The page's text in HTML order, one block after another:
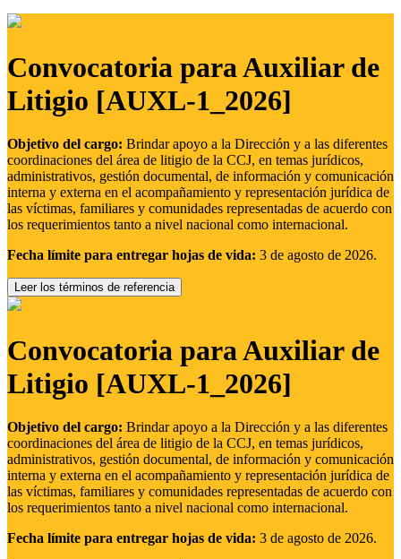
Convocatoria para Auxiliar de
Litigio [AUXL-1_2026]
Objetivo del cargo: Brindar apoyo a la Dirección y a las diferentes
coordinaciones del área de litigio de la CCJ, en temas jurídicos,
administrativos, gestión documental, de información y comunicación
interna y externa en el acompañamiento y representación jurídica de
las víctimas, familiares y comunidades representadas de acuerdo con
los requerimientos tanto a nivel nacional como internacional.
Fecha límite para entregar hojas de vida: 3 de agosto de 2026.
Leer los términos de referencia
Convocatoria para Auxiliar de
Litigio [AUXL-1_2026]
Objetivo del cargo: Brindar apoyo a la Dirección y a las diferentes
coordinaciones del área de litigio de la CCJ, en temas jurídicos,
administrativos, gestión documental, de información y comunicación
interna y externa en el acompañamiento y representación jurídica de
las víctimas, familiares y comunidades representadas de acuerdo con
los requerimientos tanto a nivel nacional como internacional.
Fecha límite para entregar hojas de vida: 3 de agosto de 2026.